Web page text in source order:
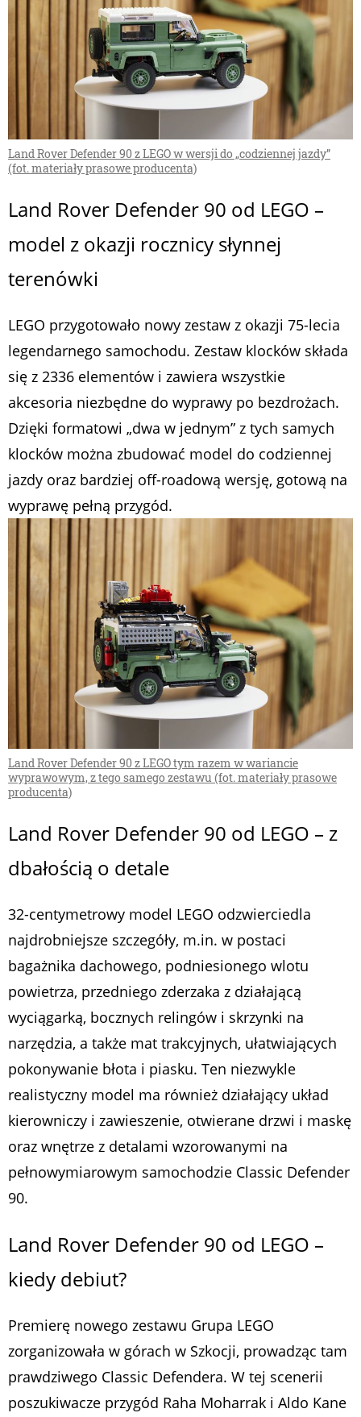
Land Rover Defender 90 z LEGO w wersji do „codziennej jazdy”
(fot. materiały prasowe producenta)
Land Rover Defender 90 od LEGO –
model z okazji rocznicy słynnej
terenówki
LEGO przygotowało nowy zestaw z okazji 75-lecia
legendarnego samochodu. Zestaw klocków składa
się z 2336 elementów i zawiera wszystkie
akcesoria niezbędne do wyprawy po bezdrożach.
Dzięki formatowi „dwa w jednym” z tych samych
klocków można zbudować model do codziennej
jazdy oraz bardziej off-roadową wersję, gotową na
wyprawę pełną przygód.
Land Rover Defender 90 z LEGO tym razem w wariancie
wyprawowym, z tego samego zestawu (fot. materiały prasowe
producenta)
Land Rover Defender 90 od LEGO – z
dbałością o detale
32-centymetrowy model LEGO odzwierciedla
najdrobniejsze szczegóły, m.in. w postaci
bagażnika dachowego, podniesionego wlotu
powietrza, przedniego zderzaka z działającą
wyciągarką, bocznych relingów i skrzynki na
narzędzia, a także mat trakcyjnych, ułatwiających
pokonywanie błota i piasku. Ten niezwykle
realistyczny model ma również działający układ
kierowniczy i zawieszenie, otwierane drzwi i maskę
oraz wnętrze z detalami wzorowanymi na
pełnowymiarowym samochodzie Classic Defender
90.
Land Rover Defender 90 od LEGO –
kiedy debiut?
Premierę nowego zestawu Grupa LEGO
zorganizowała w górach w Szkocji, prowadząc tam
prawdziwego Classic Defendera. W tej scenerii
poszukiwacze przygód Raha Moharrak i Aldo Kane